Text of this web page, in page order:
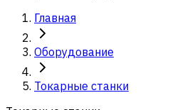
Главная
Оборудование
Токарные станки